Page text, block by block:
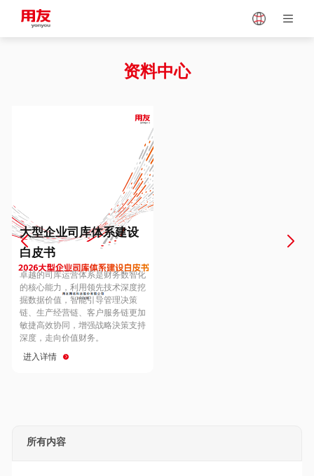
Vietnam
Europe
Hungary
Hong Kong
资料中心
大型企业司库体系建设
白皮书
卓越的司库运营体系是财务数智化
的核心能力，利用领先技术深度挖
掘数据价值，智能引导管理决策
链、生产经营链、客户服务链更加
敏捷高效协同，增强战略決策支持
深度，走向价值财务。
进入详情
所有内容